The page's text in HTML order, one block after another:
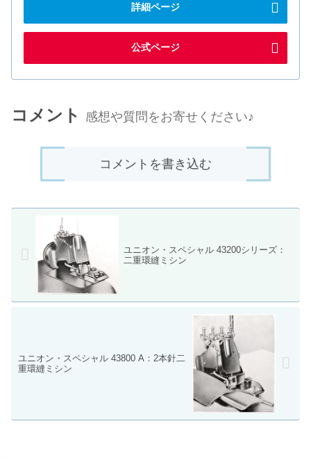
詳細ページ
公式ページ
コメント 感想や質問をお寄せください♪
コメントを書き込む
ユニオン・スペシャル 43200シリーズ：
二重環縫ミシン
ユニオン・スペシャル 43800 A：2本針二
重環縫ミシン